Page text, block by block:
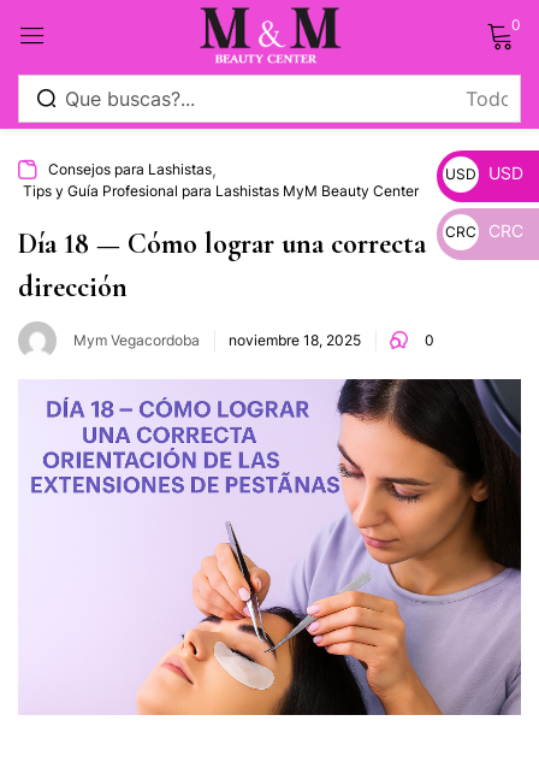
0
Consejos para Lashistas,
Tips y Guía Profesional para Lashistas MyM Beauty Center
Día 18 — Cómo lograr una correcta
dirección
Mym Vegacordoba noviembre 18, 2025 0
USD
_
USD
CRC CRC
Sign in
Remember me
Log in
Crear una cuenta